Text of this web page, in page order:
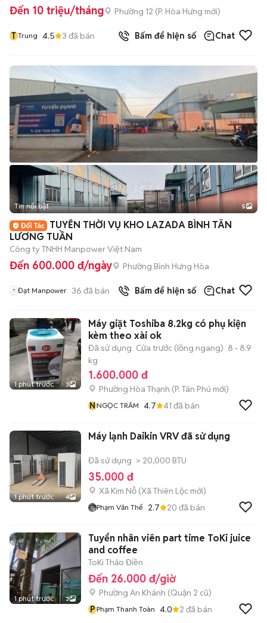
Đến 10 triệu/tháng Phường 12 (P. Hòa Hưng mới)
T Trung 4.5 3 đã bán Bấm để hiện số Chat
Tin nổi bật 5
TUYỂN THỜI VỤ KHO LAZADA BÌNH TÂN
LƯƠNG TUẦN
Công ty TNHH Manpower Việt Nam
Đến 600.000 đ/ngày Phường Bình Hưng Hòa
Đạt Manpower 36 đã bán Bấm để hiện số Chat
1 phút trước 3
Máy giặt Toshiba 8.2kg có phụ kiện
kèm theo xài ok
Đã sử dụng Cửa trước (lồng ngang) 8 - 8.9
kg
1.600.000 đ
Phường Hòa Thạnh (P. Tân Phú mới)
NNGỌC TRÂM 4.7 41 đã bán
1 phút trước 4
Máy lạnh Daikin VRV đã sử dụng
Đã sử dụng > 20,000 BTU
35.000 đ
Xã Kim Nỗ (Xã Thiên Lộc mới)
Phạm Văn Thế 2.7 20 đã bán
1 phút trước 3
Tuyển nhân viên part time ToKi juice
and coffee
ToKi Thảo Điền
Đến 26.000 đ/giờ
Phường An Khánh (Quận 2 cũ)
P Phạm Thanh Toàn 4.0 2 đã bán